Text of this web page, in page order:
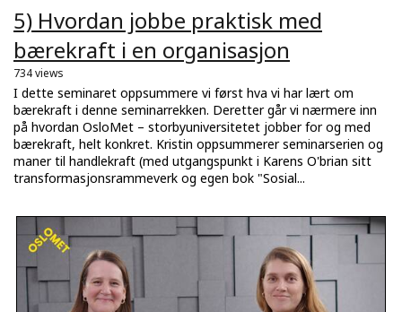
5) Hvordan jobbe praktisk med
bærekraft i en organisasjon
734 views
I dette seminaret oppsummere vi først hva vi har lært om
bærekraft i denne seminarrekken. Deretter går vi nærmere inn
på hvordan OsloMet – storbyuniversitetet jobber for og med
bærekraft, helt konkret. Kristin oppsummerer seminarserien og
maner til handlekraft (med utgangspunkt i Karens O'brian sitt
transformasjonsrammeverk og egen bok "Sosial...